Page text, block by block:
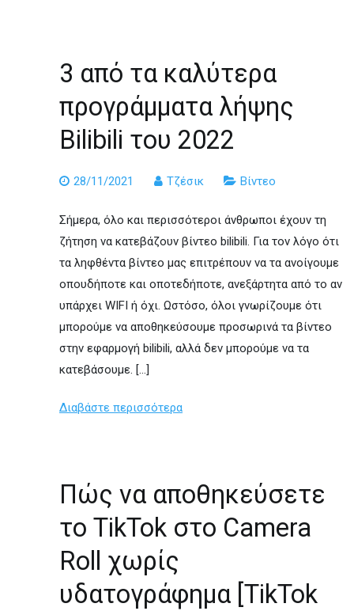
3 από τα καλύτερα
προγράμματα λήψης
Bilibili του 2022
28/11/2021 Τζέσικ Βίντεο
Σήμερα, όλο και περισσότεροι άνθρωποι έχουν τη
ζήτηση να κατεβάζουν βίντεο bilibili. Για τον λόγο ότι
τα ληφθέντα βίντεο μας επιτρέπουν να τα ανοίγουμε
οπουδήποτε και οποτεδήποτε, ανεξάρτητα από το αν
υπάρχει WIFI ή όχι. Ωστόσο, όλοι γνωρίζουμε ότι
μπορούμε να αποθηκεύσουμε προσωρινά τα βίντεο
στην εφαρμογή bilibili, αλλά δεν μπορούμε να τα
κατεβάσουμε. […]
Διαβάστε περισσότερα
Πώς να αποθηκεύσετε
το TikTok στο Camera
Roll χωρίς
υδατογράφημα [TikTok